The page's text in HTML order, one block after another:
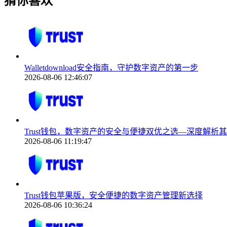
Walletdownload安全指南，守护数字资产的第一步
2026-08-06 12:46:07
Trust钱包，数字资产的安全与便捷双优之选—深度解析
2026-08-06 11:19:47
Trust钱包苹果版，安全便捷的数字资产管理新选择
2026-08-06 10:36:24